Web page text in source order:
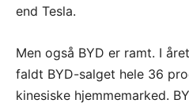
end Tesla.
Men også BYD er ramt. I
faldt BYD-salget hele 36
kinesiske hjemmemarked.